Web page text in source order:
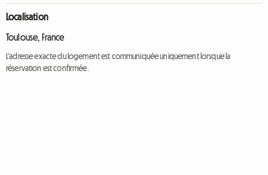
Localisation
Toulouse, France
L'adresse exacte du logement est communiquée uniquement lorsque la
réservation est confirmée.